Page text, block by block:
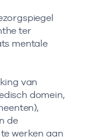
ter
mentale
van
domein,
de
werken aan